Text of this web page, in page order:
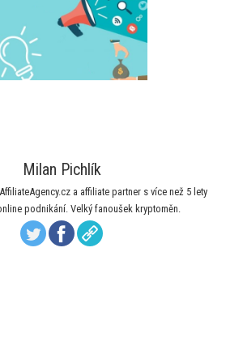
Milan Pichlík
a affiliate partner s více než 5 lety
podnikání. Velký fanoušek kryptoměn.